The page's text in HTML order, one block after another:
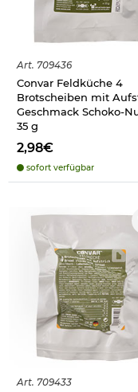
Art. 709436
Convar Feldküche 4
Brotscheiben mit
Geschmack Schoko-
35 g
2,98€
sofort verfügbar
Art. 709433